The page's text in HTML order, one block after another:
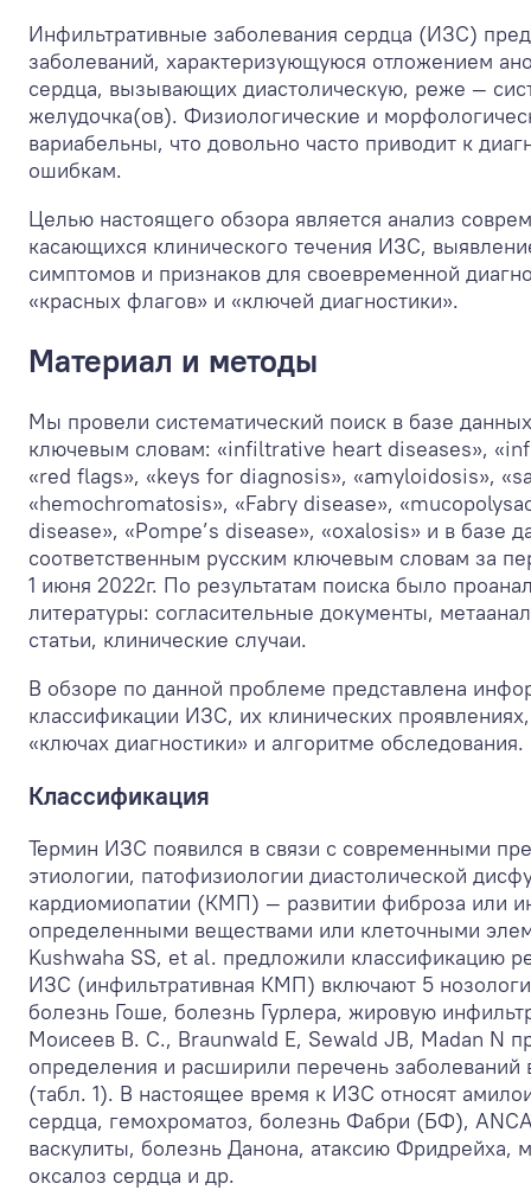
Инфильтративные заболевания сердца (ИЗС)
заболеваний, характеризующуюся отложением
сердца, вызывающих диастолическую, реже —
желудочка(ов). Физиологические и
вариабельны, что довольно часто приводит к
ошибкам.
Целью настоящего обзора является анализ
касающихся клинического течения ИЗС,
симптомов и признаков для своевременной
«красных флагов» и «ключей диагностики».
Материал и методы
Мы провели систематический поиск в базе
ключевым словам: «infiltrative heart diseases»,
«red flags», «keys for diagnosis», «amyloidosis»,
«hemochromatosis», «Fabry disease»,
disease», «Pompe’s disease», «oxalosis» и в базе
соответственным русским ключевым словам за
1 июня 2022г. По результатам поиска было
литературы: согласительные документы,
статьи, клинические случаи.
В обзоре по данной проблеме представлена
классификации ИЗС, их клинических
«ключах диагностики» и алгоритме обследования.
Классификация
Термин ИЗС появился в связи с современными
этиологии, патофизиологии диастолической
кардиомиопатии (КМП) — развитии фиброза или
определенными веществами или клеточными
Kushwaha SS, et al. предложили классификацию
ИЗС (инфильтративная КМП) включают 5
болезнь Гоше, болезнь Гурлера, жировую
Моисеев В. С., Braunwald E, Sewald JB, Madan N
определения и расширили перечень
(табл. 1). В настоящее время к ИЗС относят
сердца, гемохроматоз, болезнь Фабри (БФ),
васкулиты, болезнь Данона, атаксию Фридрейха,
оксалоз сердца и др.